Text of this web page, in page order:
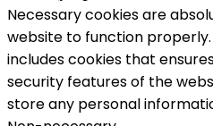
Necessary cookies are
website to function
includes cookies that
security features of the
store any personal